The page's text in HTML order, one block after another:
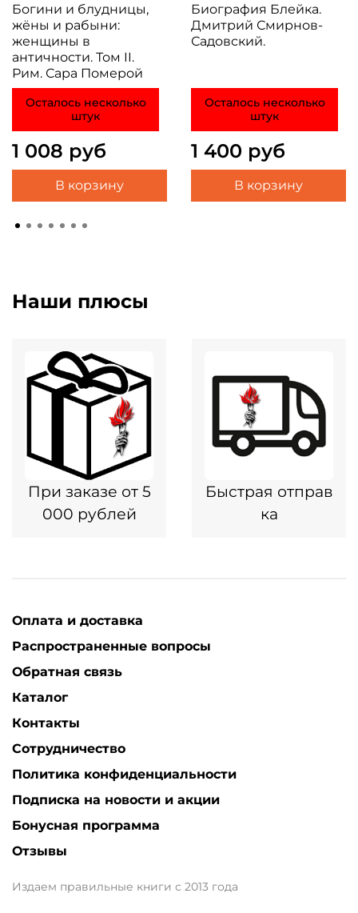
Богини и блудницы,
жёны и рабыни:
женщины в
античности. Том II.
Рим. Сара Померой
Осталось несколько
штук
1 008 руб
В корзину
Биография Блейка.
Дмитрий Смирнов-
Садовский.
Осталось несколько
штук
1 400 руб
В корзину
Наши плюсы
При заказе от 5
000 рублей
Быстрая отправ
ка
Оплата и доставка
Распространенные вопросы
Обратная связь
Каталог
Контакты
Сотрудничество
Политика конфиденциальности
Подписка на новости и акции
Бонусная программа
Отзывы
Издаем правильные книги с 2013 года